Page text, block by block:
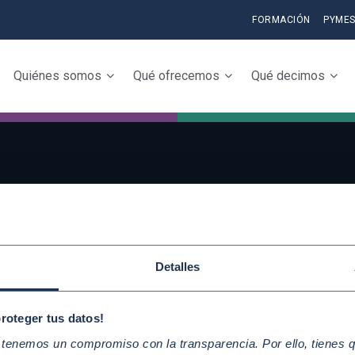
Detalles
tus datos!
un compromiso con la transparencia. Por ello, tienes
FORMACIÓN PYMES
Quiénes somos Qué ofrecemos Qué decimos
Sostenible
Nuestros participantes
adhiérete
Elabora tu